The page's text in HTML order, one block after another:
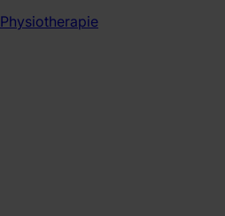
Physiotherapie